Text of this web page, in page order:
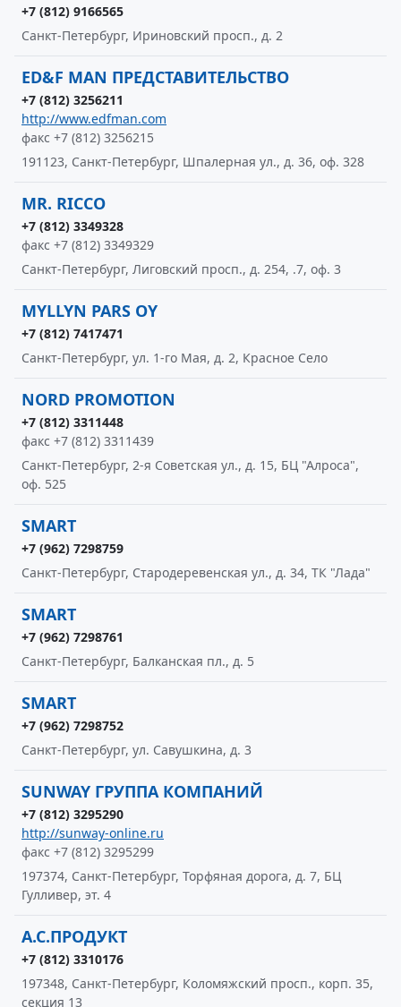
+7 (812) 9166565
Санкт-Петербург, Ириновский просп., д. 2
ED&F MAN ПРЕДСТАВИТЕЛЬСТВО
+7 (812) 3256211
http://www.edfman.com
факс +7 (812) 3256215
191123, Санкт-Петербург, Шпалерная ул., д. 36, оф. 328
MR. RICCO
+7 (812) 3349328
факс +7 (812) 3349329
Санкт-Петербург, Лиговский просп., д. 254, .7, оф. 3
MYLLYN PARS OY
+7 (812) 7417471
Санкт-Петербург, ул. 1-го Мая, д. 2, Красное Село
NORD PROMOTION
+7 (812) 3311448
факс +7 (812) 3311439
Санкт-Петербург, 2-я Советская ул., д. 15, БЦ "Алроса",
оф. 525
SMART
+7 (962) 7298759
Санкт-Петербург, Стародеревенская ул., д. 34, ТК "Лада"
SMART
+7 (962) 7298761
Санкт-Петербург, Балканская пл., д. 5
SMART
+7 (962) 7298752
Санкт-Петербург, ул. Савушкина, д. 3
SUNWAY ГРУППА КОМПАНИЙ
+7 (812) 3295290
http://sunway-online.ru
факс +7 (812) 3295299
197374, Санкт-Петербург, Торфяная дорога, д. 7, БЦ
Гулливер, эт. 4
А.С.ПРОДУКТ
+7 (812) 3310176
197348, Санкт-Петербург, Коломяжский просп., корп. 35,
секция 13